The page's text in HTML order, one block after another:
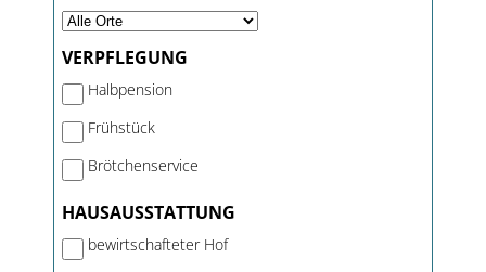
VERPFLEGUNG
Halbpension
Frühstück
Brötchenservice
HAUSAUSSTATTUNG
bewirtschafteter Hof